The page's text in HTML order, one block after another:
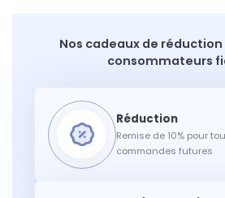
Nos cadeaux de
consommateurs
Remise de 10% pour
commandes futures